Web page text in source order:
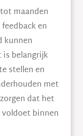
maanden
en
kunnen
is belangrijk
stellen en
met
dat het
binnen